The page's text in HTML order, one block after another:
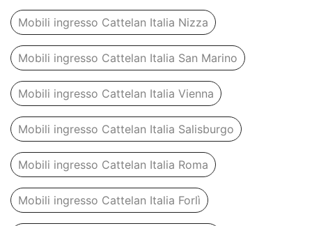
Mobili ingresso Cattelan Italia Nizza
Mobili ingresso Cattelan Italia San Marino
Mobili ingresso Cattelan Italia Vienna
Mobili ingresso Cattelan Italia Salisburgo
Mobili ingresso Cattelan Italia Roma
Mobili ingresso Cattelan Italia Forlì